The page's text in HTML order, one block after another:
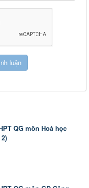
QG môn Hoá học